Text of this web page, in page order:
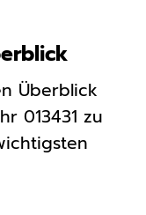
Überblick
013431 zu